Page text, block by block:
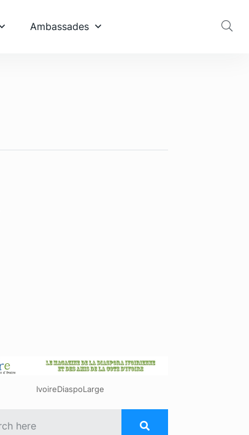
Ambassades
IvoireDiaspoLarge